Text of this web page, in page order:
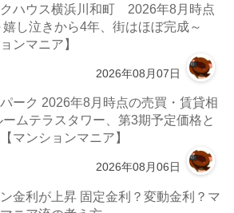
ハウス横浜川和町 2026年8月時点
し泣きから4年、街はほぼ完成～
ンマニア】
2026年08月07日
ーク 2026年8月時点の売買・賃貸相
ムテラスタワー、第3期予定価格と
マンションマニア】
2026年08月06日
金利が上昇 固定金利？変動金利？マ